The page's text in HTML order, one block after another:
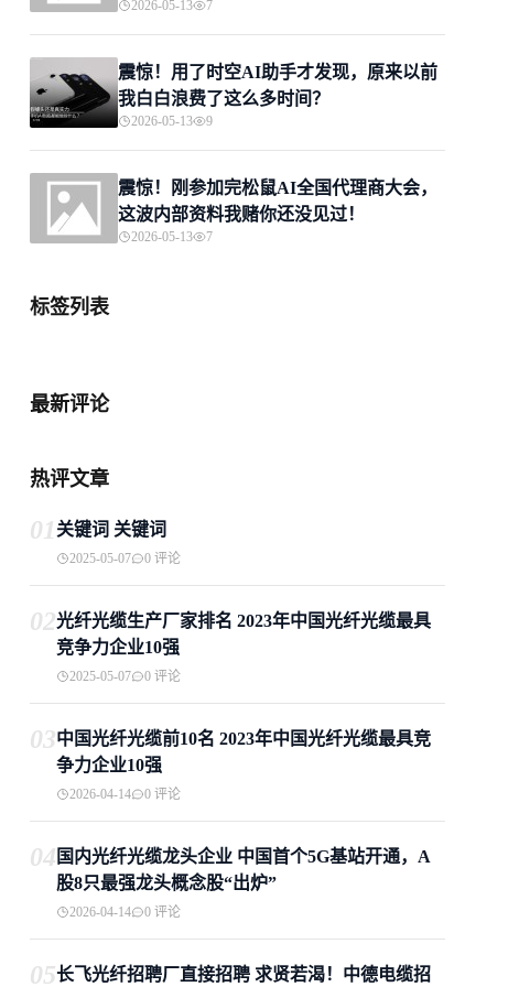
2026-05-13 7
震惊！用了时空AI助手才发现，原来以前
我白白浪费了这么多时间？
2026-05-13 9
震惊！刚参加完松鼠AI全国代理商大会，
这波内部资料我赌你还没见过！
2026-05-13 7
标签列表
最新评论
热评文章
01关键词 关键词
2025-05-07 0 评论
02光纤光缆生产厂家排名 2023年中国光纤光缆最具
竞争力企业10强
2025-05-07 0 评论
03中国光纤光缆前10名 2023年中国光纤光缆最具竞
争力企业10强
2026-04-14 0 评论
04 国内光纤光缆龙头企业 中国首个5G基站开通，A
股8只最强龙头概念股“出炉”
2026-04-14 0 评论
05长飞光纤招聘厂直接招聘 求贤若渴！中德电缆招